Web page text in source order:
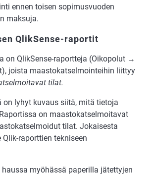
ennen toisen sopimusvuoden
maksuja.
QlikSense-raportit
on QlikSense-raportteja (Oikopolut →
joista maastokatselmointeihin liittyy
tilat.
on lyhyt kuvaus siitä, mitä tietoja
on maastokatselmoitavat
tilat. Jokaisesta
raporttien tekniseen
myöhässä paperilla jätettyjen